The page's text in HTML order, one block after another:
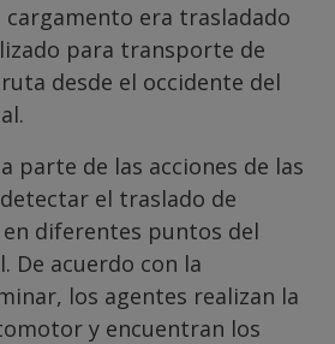
cargamento era trasladado
para transporte de
desde el occidente del
parte de las acciones de las
el traslado de
diferentes puntos del
De acuerdo con la
los agentes realizan la
y encuentran los